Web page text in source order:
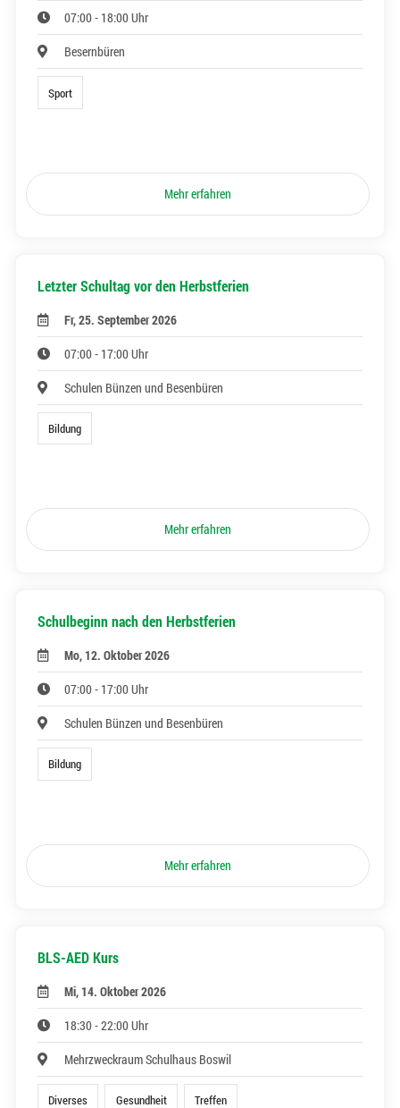
07:00 - 18:00 Uhr
Besernbüren
Sport
Mehr erfahren
Letzter Schultag vor den Herbstferien
Fr, 25. September 2026
07:00 - 17:00 Uhr
Schulen Bünzen und Besenbüren
Bildung
Mehr erfahren
Schulbeginn nach den Herbstferien
Mo, 12. Oktober 2026
07:00 - 17:00 Uhr
Schulen Bünzen und Besenbüren
Bildung
Mehr erfahren
BLS-AED Kurs
Mi, 14. Oktober 2026
18:30 - 22:00 Uhr
Mehrzweckraum Schulhaus Boswil
Diverses Gesundheit Treffen